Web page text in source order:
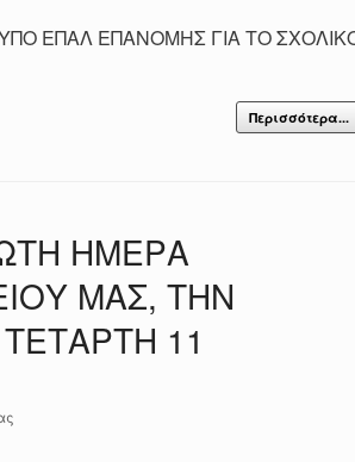
ΕΠΑΛ ΕΠΑΝΟΜΗΣ ΓΙΑ ΤΟ
Περισσότερα...
ΗΜΕΡΑ
ΜΑΣ, ΤΗΝ
11